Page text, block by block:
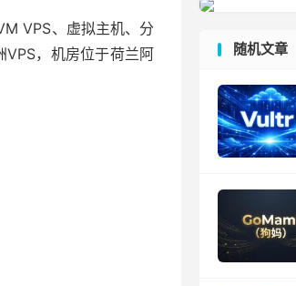
VPS、虚拟主机、分
，机房位于荷兰阿
随机文章